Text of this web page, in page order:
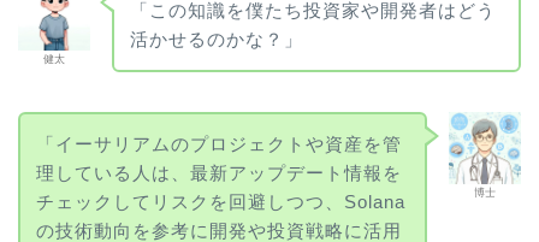
健太
「この知識を僕たち投資家や開発者はどう
活かせるのかな？」
博士
「イーサリアムのプロジェクトや資産を管
理している人は、最新アップデート情報を
チェックしてリスクを回避しつつ、Solana
の技術動向を参考に開発や投資戦略に活用